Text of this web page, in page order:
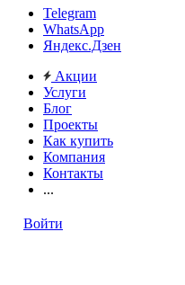
Telegram
WhatsApp
Яндекс.Дзен
Акции
Услуги
Блог
Проекты
Как купить
Компания
Контакты
...
Войти